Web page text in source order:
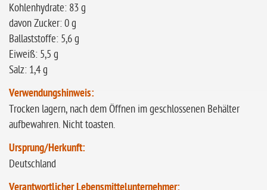
Kohlenhydrate: 83 g
davon Zucker: 0 g
Ballaststoffe: 5,6 g
Eiweiß: 5,5 g
Salz: 1,4 g
Verwendungshinweis:
Trocken lagern, nach dem Öffnen im geschlossenen Behälter
aufbewahren. Nicht toasten.
Ursprung/Herkunft:
Deutschland